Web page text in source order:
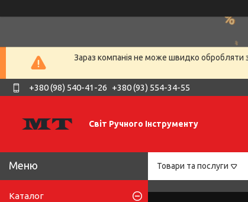
Зараз компанія не може швидко обробляти
+380 (98) 540-41-26 +380 (93) 554-34-55
Світ Ручного Інструменту
Товари та послуги
Каталог